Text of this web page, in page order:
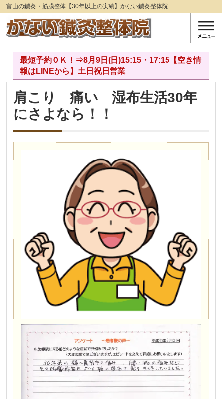
富山の鍼灸・筋膜整体【30年以上の実績】かない鍼灸整体院
最短予約ＯＫ！⇒8月9日(日)15:15・17:15【空き情
報はLINEから】土日祝日営業
肩こり 痛い 湿布生活30年
にさよなら！！